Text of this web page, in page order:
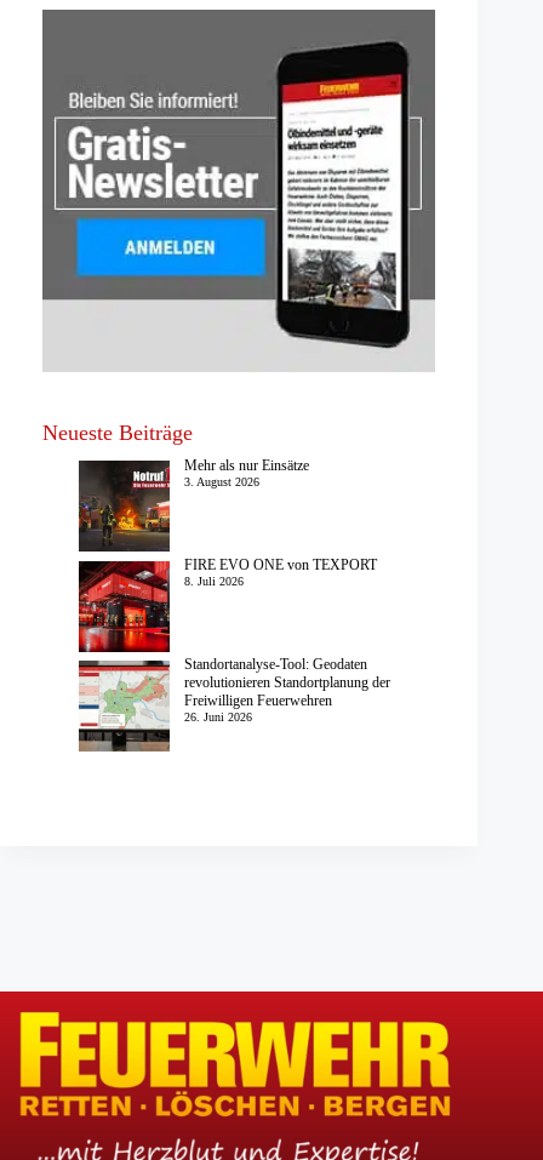
Neueste Beiträge
Mehr als nur Einsätze
3. August 2026
FIRE EVO ONE von TEXPORT
8. Juli 2026
Standortanalyse-Tool: Geodaten
revolutionieren Standortplanung der
Freiwilligen Feuerwehren
26. Juni 2026